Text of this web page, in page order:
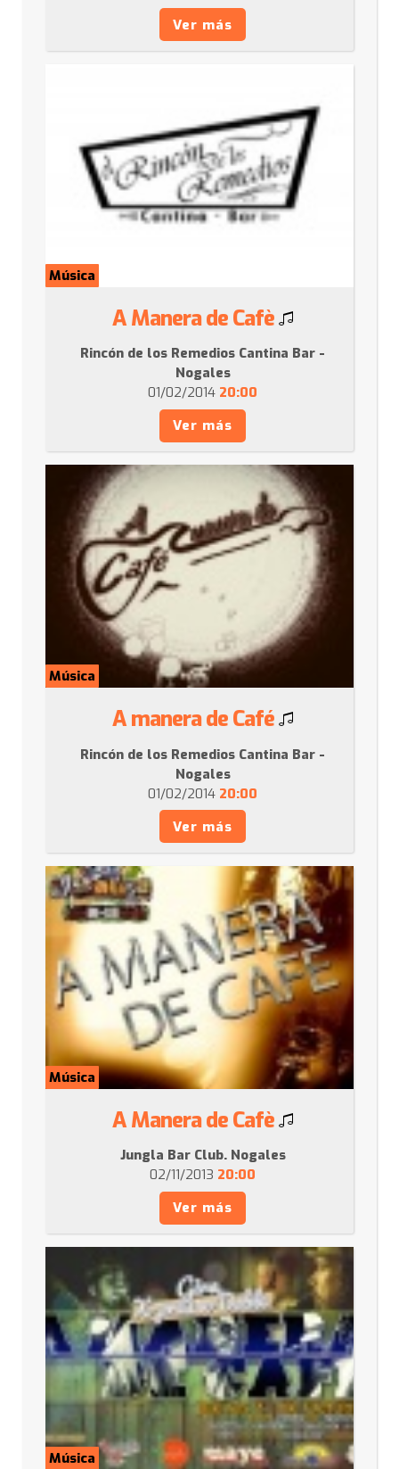
Ver más
Música
A Manera de Cafè
Rincón de los Remedios Cantina Bar -
Nogales
01/02/2014 20:00
Ver más
Música
A manera de Café
Rincón de los Remedios Cantina Bar -
Nogales
01/02/2014 20:00
Ver más
Música
A Manera de Cafè
Jungla Bar Club. Nogales
02/11/2013 20:00
Ver más
Música